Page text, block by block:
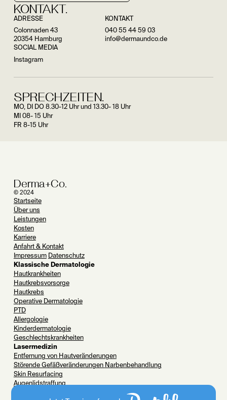
KONTAKT.
ADRESSE
Colonnaden 43
20354 Hamburg
KONTAKT
040 55 44 59 03
info@dermaundco.de
SOCIAL MEDIA
Instagram
SPRECHZEITEN.
MO, DI DO 8.30-12 Uhr und 13.30- 18 Uhr
MI 08- 15 Uhr
FR 8-15 Uhr
Derma+Co.
© 2024
Startseite
Über uns
Leistungen
Kosten
Karriere
Anfahrt & Kontakt
Impressum Datenschutz
Klassische Dermatologie
Hautkrankheiten
Hautkrebsvorsorge
Hautkrebs
Operative Dermatologie
PTD
Allergologie
Kinderdermatologie
Geschlechtskrankheiten
Lasermedizin
Entfernung von Hautveränderungen
Störende Gefäßveränderungen Narbenbehandlung
Skin Resurfacing
Augenlidstraffung